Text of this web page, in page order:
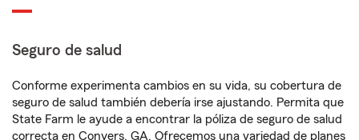
Seguro de salud
Conforme experimenta cambios en su vida, su cobertura de
seguro de salud también debería irse ajustando. Permita que
State Farm le ayude a encontrar la póliza de seguro de salud
correcta en Conyers, GA. Ofrecemos una variedad de planes